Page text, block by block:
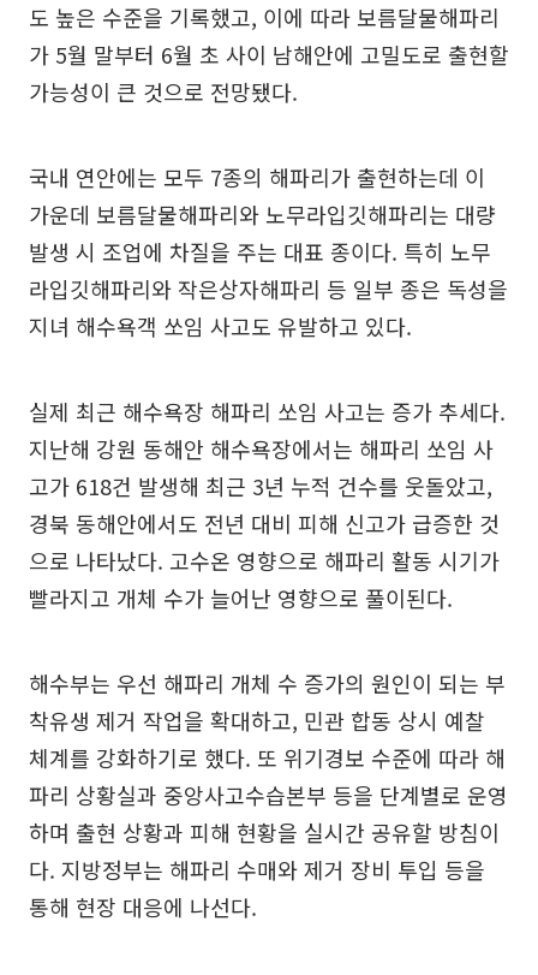
도 높은 수준을 기록했고, 이에 따라 보름달물해파리
가 5월 말부터 6월 초 사이 남해안에 고밀도로 출현할
가능성이 큰 것으로 전망됐다.
국내 연안에는 모두 7종의 해파리가 출현하는데 이
가운데 보름달물해파리와 노무라입깃해파리는 대량
발생 시 조업에 차질을 주는 대표 종이다. 특히 노무
라입깃해파리와 작은상자해파리 등 일부 종은 독성을
지녀 해수욕객 쏘임 사고도 유발하고 있다.
실제 최근 해수욕장 해파리 쏘임 사고는 증가 추세다.
지난해 강원 동해안 해수욕장에서는 해파리 쏘임 사
고가 618건 발생해 최근 3년 누적 건수를 웃돌았고,
경북 동해안에서도 전년 대비 피해 신고가 급증한 것
으로 나타났다. 고수온 영향으로 해파리 활동 시기가
빨라지고 개체 수가 늘어난 영향으로 풀이된다.
해수부는 우선 해파리 개체 수 증가의 원인이 되는 부
착유생 제거 작업을 확대하고, 민관 합동 상시 예찰
체계를 강화하기로 했다. 또 위기경보 수준에 따라 해
파리 상황실과 중앙사고수습본부 등을 단계별로 운영
하며 출현 상황과 피해 현황을 실시간 공유할 방침이
다. 지방정부는 해파리 수매와 제거 장비 투입 등을
통해 현장 대응에 나선다.